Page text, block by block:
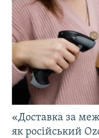
«Доставка за
як російський